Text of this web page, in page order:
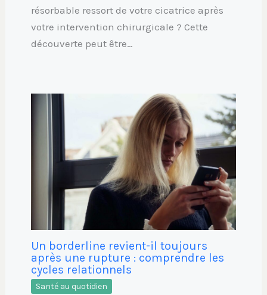
résorbable ressort de votre cicatrice après
votre intervention chirurgicale ? Cette
découverte peut être…
Un borderline revient-il toujours
après une rupture : comprendre les
cycles relationnels
Santé au quotidien